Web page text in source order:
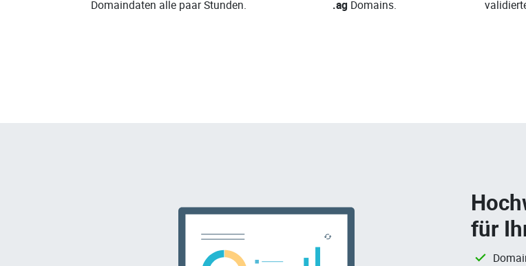
Domaindaten alle paar Stunden.
.ag Domains.
für